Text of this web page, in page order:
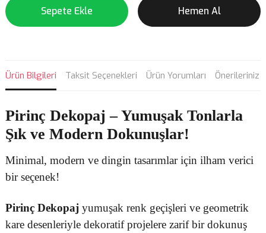
Sepete Ekle Hemen Al
Ürün Bilgileri Taksit Seçenekleri Ürün Yorumları Önerileriniz
Pirinç Dekopaj– Yumuşak Tonlarla
Şık ve Modern Dokunuşlar!
Minimal, modern ve dingin tasarımlar için ilham verici
bir seçenek!
Pirinç Dekopaj yumuşak renk geçişleri ve geometrik
kare desenleriyle dekoratif projelere zarif bir dokunuş